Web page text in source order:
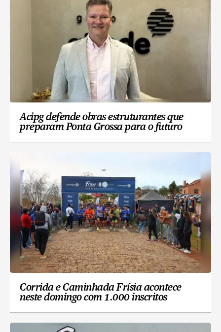
Acipg defende obras estruturantes que
preparam Ponta Grossa para o futuro
Corrida e Caminhada Frísia acontece
neste domingo com 1.000 inscritos